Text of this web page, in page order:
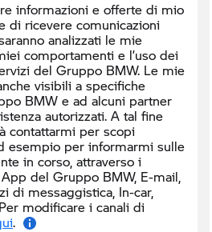
informazioni e offerte di mio
di ricevere comunicazioni
analizzati le mie
comportamenti e l’uso dei
del Gruppo BMW. Le mie
visibili a specifiche
BMW e ad alcuni partner
autorizzati. A tal fine
contattarmi per scopi
esempio per informarmi sulle
in corso, attraverso i
App del Gruppo BMW, E-mail,
di messaggistica, In-car,
modificare i canali di
.